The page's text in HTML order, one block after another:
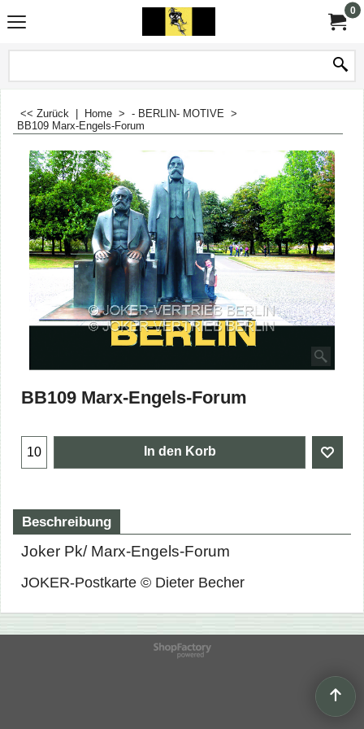
0
<< Zurück Home > - BERLIN- MOTIVE >
BB109 Marx-Engels-Forum
BB109 Marx-Engels-Forum
In den Korb
Beschreibung
Joker Pk/ Marx-Engels-Forum
JOKER-Postkarte © Dieter Becher
WebShop erstellt mit
ShopFactory Shop